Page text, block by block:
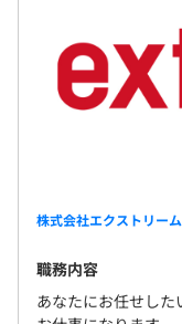
株式会社エクストリーム
職務内容
あなたにお任せし